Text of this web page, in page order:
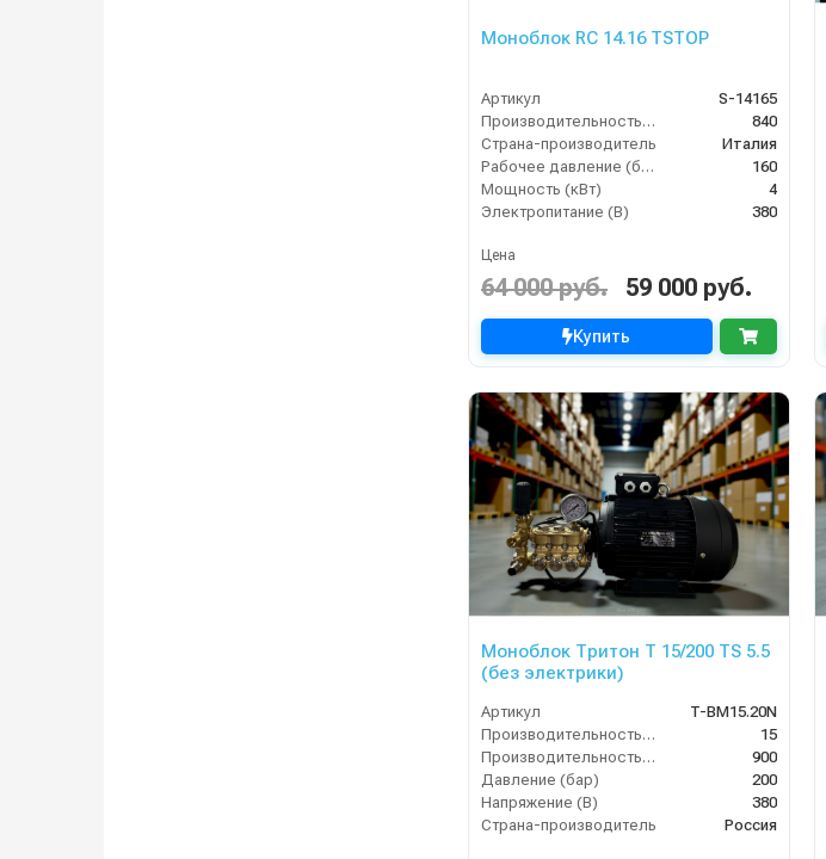
Моноблок RC 14.16 TSTOP
Артикул
S-14165
Производительность (л/ч)
840
Страна-производитель
Италия
Рабочее давление (бар)
160
Мощность (кВт)
4
Электропитание (В)
380
Цена
64 000 руб. 59 000 руб.
Купить
Моноблок Тритон T 15/200 TS 5.5
(без электрики)
Артикул
T-BM15.20N
Производительность (л/мин)
15
Производительность (л/ч)
900
Давление (бар)
200
Напряжение (В)
380
Страна-производитель
Россия